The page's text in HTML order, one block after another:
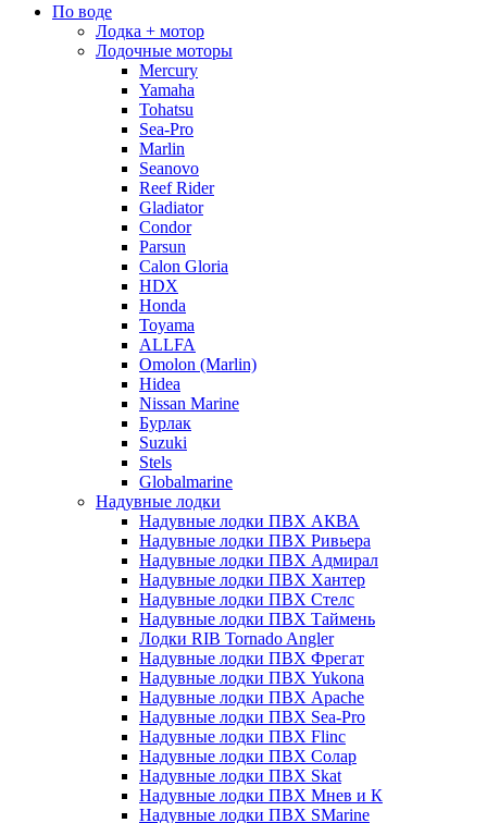
По воде
Лодка + мотор
Лодочные моторы
Mercury
Yamaha
Tohatsu
Sea-Pro
Marlin
Seanovo
Reef Rider
Gladiator
Condor
Parsun
Calon Gloria
HDX
Honda
Toyama
ALLFA
Omolon (Marlin)
Hidea
Nissan Marine
Бурлак
Suzuki
Stels
Globalmarine
Надувные лодки
Надувные лодки ПВХ АКВА
Надувные лодки ПВХ Ривьера
Надувные лодки ПВХ Адмирал
Надувные лодки ПВХ Хантер
Надувные лодки ПВХ Стелс
Надувные лодки ПВХ Таймень
Лодки RIB Tornado Angler
Надувные лодки ПВХ Фрегат
Надувные лодки ПВХ Yukona
Надувные лодки ПВХ Apache
Надувные лодки ПВХ Sea-Pro
Надувные лодки ПВХ Flinc
Надувные лодки ПВХ Солар
Надувные лодки ПВХ Skat
Надувные лодки ПВХ Мнев и К
Надувные лодки ПВХ SMarine